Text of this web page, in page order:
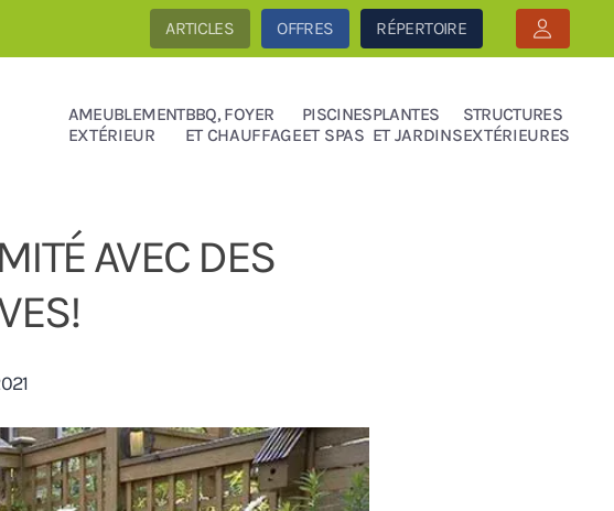
ARTICLES OFFRES RÉPERTOIRE
AMEUBLEMENT
EXTÉRIEUR
BBQ, FOYER
ET CHAUFFAGE
PISCINES
ET SPAS
PLANTES
ET JARDINS
STRUCTURES
EXTÉRIEURES
AVEC DES